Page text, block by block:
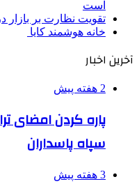
است
تقویت نظارت بر بازار
خانه هوشمند کایا
آخرین اخبار
2 هفته پیش
پاره کردن امضای
سپاه پاسداران
3 هفته پیش